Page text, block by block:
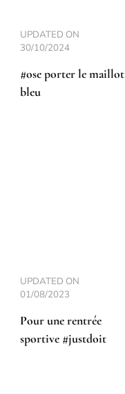
UPDATED ON
30/10/2024
#ose porter le maillot
bleu
UPDATED ON
01/08/2023
Pour une rentrée
sportive #justdoit